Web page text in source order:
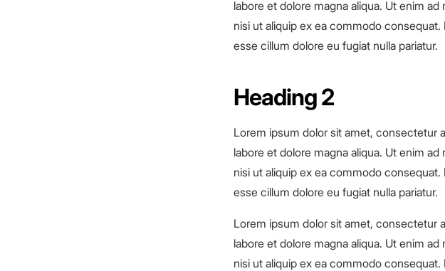
labore et dolore magna aliqua. Ut enim
nisi ut aliquip ex ea commodo
esse cillum dolore eu fugiat nulla pariatur.
Heading 2
Lorem ipsum dolor sit amet, consectetur
labore et dolore magna aliqua. Ut enim
nisi ut aliquip ex ea commodo
esse cillum dolore eu fugiat nulla pariatur.
Lorem ipsum dolor sit amet, consectetur
labore et dolore magna aliqua. Ut enim
nisi ut aliquip ex ea commodo